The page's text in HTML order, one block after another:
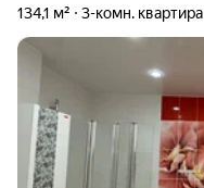
134,1 м² 3-комн. квартира